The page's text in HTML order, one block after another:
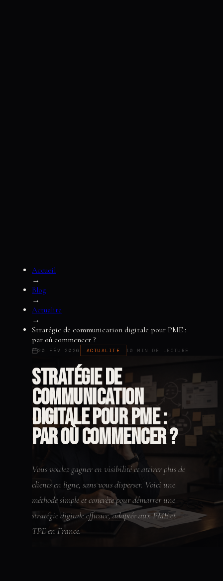
Accueil
→
Blog
→
Actualite
→
Stratégie de communication digitale pour PME :
par où commencer ?
20 FÉV 2026 ACTUALITE 10 MIN DE LECTURE
Stratégie de
communication
digitale pour PME :
par où commencer ?
Vous voulez gagner en visibilité et attirer plus de
clients en ligne, sans vous disperser. Voici une
méthode simple et concrète pour démarrer une
stratégie digitale efficace, adaptée aux PME et
TPE en France.